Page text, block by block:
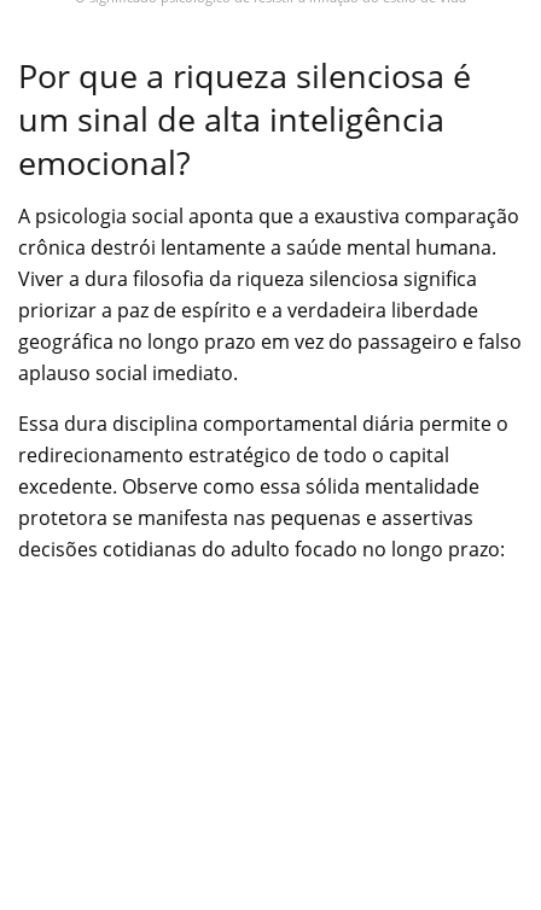
Por que a riqueza silenciosa é
um sinal de alta inteligência
emocional?
A psicologia social aponta que a exaustiva comparação
crônica destrói lentamente a saúde mental humana.
Viver a dura filosofia da riqueza silenciosa significa
priorizar a paz de espírito e a verdadeira liberdade
geográfica no longo prazo em vez do passageiro e falso
aplauso social imediato.
Essa dura disciplina comportamental diária permite o
redirecionamento estratégico de todo o capital
excedente. Observe como essa sólida mentalidade
protetora se manifesta nas pequenas e assertivas
decisões cotidianas do adulto focado no longo prazo: